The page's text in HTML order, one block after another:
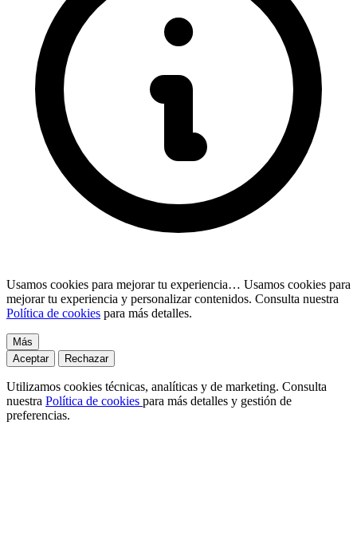
Usamos cookies para mejorar tu experiencia… Usamos cookies para
mejorar tu experiencia y personalizar contenidos. Consulta nuestra
Política de cookies para más detalles.
Más
Aceptar
Rechazar
Utilizamos cookies técnicas, analíticas y de marketing. Consulta
nuestra Política de cookies para más detalles y gestión de
preferencias.